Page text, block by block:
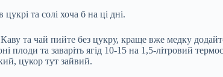
та солі хоча б на ці дні.
та чай пийте без цукру, краще вже медку
плоди та заваріть ягід 10-15 на 1,5-літровий
цукор тут зайвий.